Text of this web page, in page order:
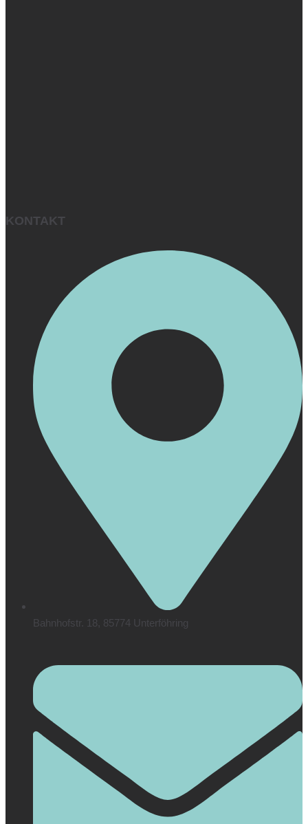
KONTAKT
Bahnhofstr. 18, 85774 Unterföhring